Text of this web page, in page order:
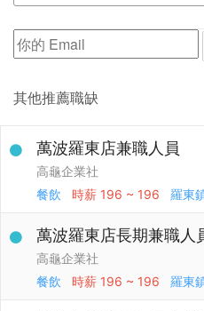
其他推薦職缺
萬波羅東店兼職人員
高龜企業社
餐飲
時薪 196 ~ 196 羅東
萬波羅東店長期兼職人
高龜企業社
餐飲
時薪 196 ~ 196 羅東